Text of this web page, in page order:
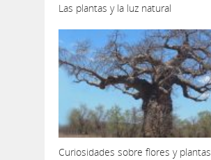
Las plantas y la luz natural
Curiosidades sobre flores y plantas